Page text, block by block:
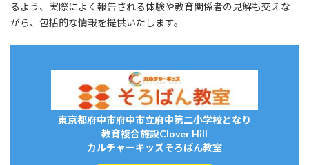
るよう、実際によく報告される体験や教育関係者の見解も交えな
がら、包括的な情報を提供いたします。
東京都府中市府中市立府中第二小学校となり
教育複合施設Clover Hill
カルチャーキッズそろばん教室